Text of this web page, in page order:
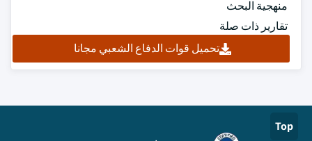
منهجية البحث
تقارير ذات صلة
تحميل قوات الدفاع الشعبي مجانا
Top